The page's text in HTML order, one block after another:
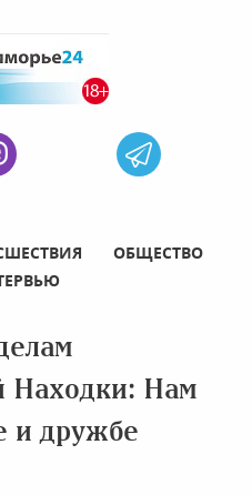
ОБЩЕСТВО
Находки: Нам
и дружбе